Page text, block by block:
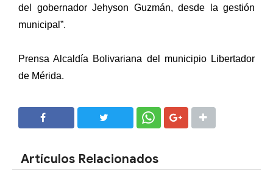
del gobernador Jehyson Guzmán, desde la gestión
municipal”.
Prensa Alcaldía Bolivariana del municipio Libertador
de Mérida.
Artículos Relacionados